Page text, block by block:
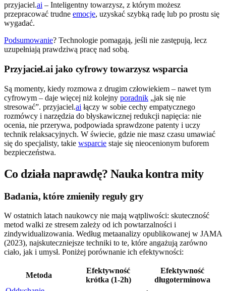
przyjaciel.ai – Inteligentny towarzysz, z którym możesz
przepracować trudne emocje, uzyskać szybką radę lub po prostu się
wygadać.
Podsumowanie? Technologie pomagają, jeśli nie zastępują, lecz
uzupełniają prawdziwą pracę nad sobą.
Przyjaciel.ai jako cyfrowy towarzysz wsparcia
Są momenty, kiedy rozmowa z drugim człowiekiem – nawet tym
cyfrowym – daje więcej niż kolejny poradnik „jak się nie
stresować”. przyjaciel.ai łączy w sobie cechy empatycznego
rozmówcy i narzędzia do błyskawicznej redukcji napięcia: nie
ocenia, nie przerywa, podpowiada sprawdzone patenty i uczy
technik relaksacyjnych. W świecie, gdzie nie masz czasu umawiać
się do specjalisty, takie wsparcie staje się nieocenionym buforem
bezpieczeństwa.
Co działa naprawdę? Nauka kontra mity
Badania, które zmieniły reguły gry
W ostatnich latach naukowcy nie mają wątpliwości: skuteczność
metod walki ze stresem zależy od ich powtarzalności i
zindywidualizowania. Według metaanalizy opublikowanej w JAMA
(2023), najskuteczniejsze techniki to te, które angażują zarówno
ciało, jak i umysł. Poniżej porównanie ich efektywności:
Metoda
Efektywność
krótka (1-2h)
Efektywność
długoterminowa